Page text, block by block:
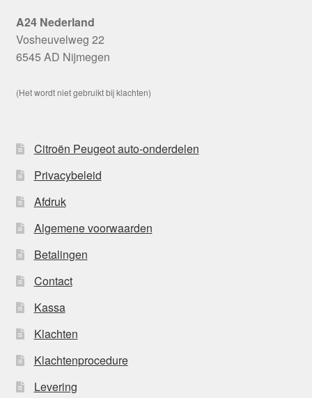
A24 Nederland
Vosheuvelweg 22
6545 AD Nijmegen
(Het wordt niet gebruikt bij klachten)
Citroën Peugeot auto-onderdelen
Privacybeleid
Afdruk
Algemene voorwaarden
Betalingen
Contact
Kassa
Klachten
Klachtenprocedure
Levering